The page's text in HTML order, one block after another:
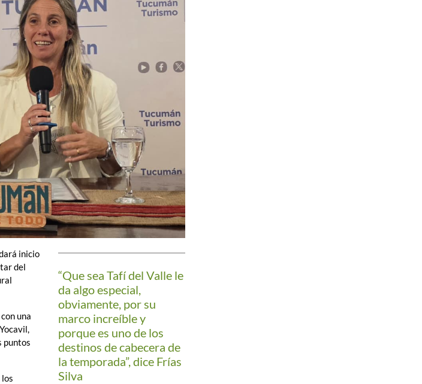
“Que sea Tafí del Valle le
da algo especial,
obviamente, por su
marco increíble y
porque es uno de los
destinos de cabecera de
la temporada”, dice Frías
Silva
inicio
del
una
puntos
los